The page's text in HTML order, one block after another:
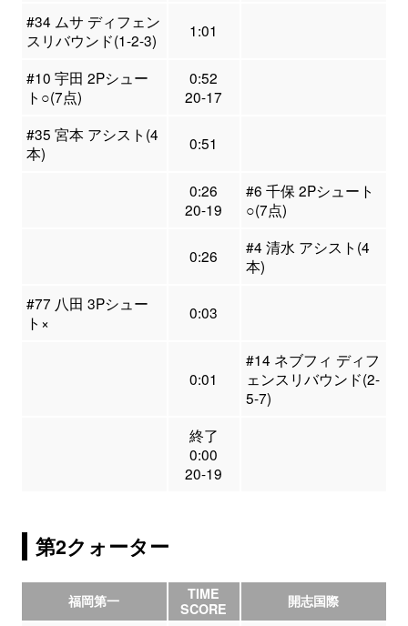
#34 ムサ ディフェン
スリバウンド(1-2-3)
1:01
#10 宇田 2Pシュー
ト○(7点)
0:52
20-17
#35 宮本 アシスト(4
本)
0:51
0:26
20-19
#6 千保 2Pシュート
○(7点)
0:26
#4 清水 アシスト(4
本)
#77 八田 3Pシュー
ト×
0:03
0:01
#14 ネブフィ ディフ
ェンスリバウンド(2-
5-7)
終了
0:00
20-19
第2クォーター
福岡第一
TIME
SCORE
開志国際